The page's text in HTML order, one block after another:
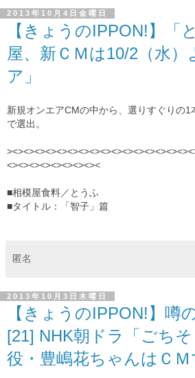
2013年10月4日金曜日
【きょうのIPPON!】「
屋、新ＣＭは10/2（水）
ア」
新規オンエアCMの中から、選りすぐりの1
で選出。
<><><><><><><><><
■相模屋食料／とうふ
■タイトル：「智子 」 篇
匿名
2013年10月3日木曜日
【きょうのIPPON!】噂
[21] NHK朝ドラ「ごち
役・豊嶋花ちゃんはＣＭ